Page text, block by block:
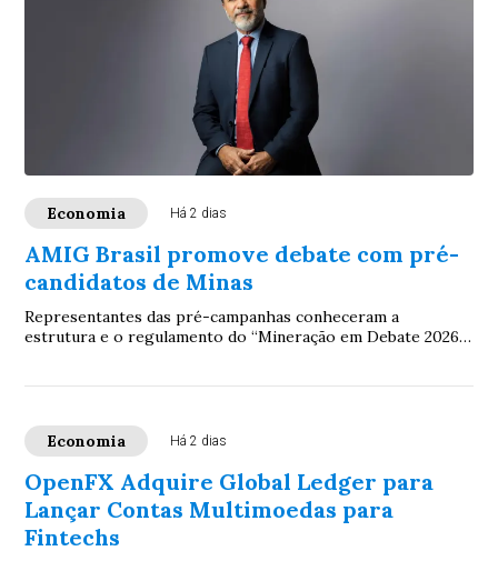
Economia Há 2 dias
AMIG Brasil promove debate com pré-
candidatos de Minas
Representantes das pré-campanhas conheceram a
estrutura e o regulamento do “Mineração em Debate 2026”,
Economia Há 2 dias
OpenFX Adquire Global Ledger para
Lançar Contas Multimoedas para
Fintechs